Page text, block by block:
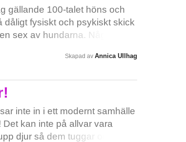
gällande 100-talet höns och
dåligt fysiskt och psykiskt skick
sex av hundarna. Några av
några i bilar och andra i
vanskötta: oklippta klor, svåra
som inte skötts om, otroligt
traumatiserade. De som
hängande vilket kan
hade precis fött tre valpar och
Skapad av Annica Ullhag
inte in i ett modernt samhälle
kan inte på allvar vara
djur så dem tuggar och